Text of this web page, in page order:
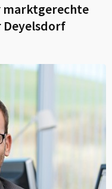
marktgerechte
Deyelsdorf